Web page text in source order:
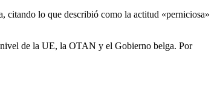
citando lo que describió como la actitud «perniciosa»
nivel de la UE, la OTAN y el Gobierno belga. Por